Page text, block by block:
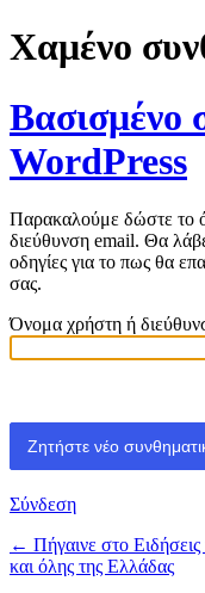
Χαμένο
Βασισμένο
WordPress
Παρακαλούμε δώστε το
διεύθυνση email. Θα
οδηγίες για το πως θα
σας.
Όνομα χρήστη ή
Σύνδεση
← Πήγαινε στο
και όλης της Ελλάδας